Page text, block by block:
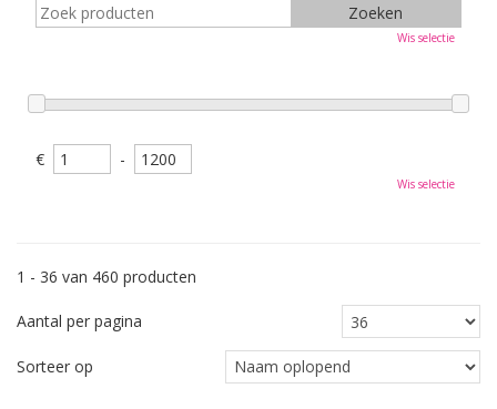
Wis selectie
€ -
Wis selectie
1 - 36 van 460 producten
Aantal per pagina
Sorteer op